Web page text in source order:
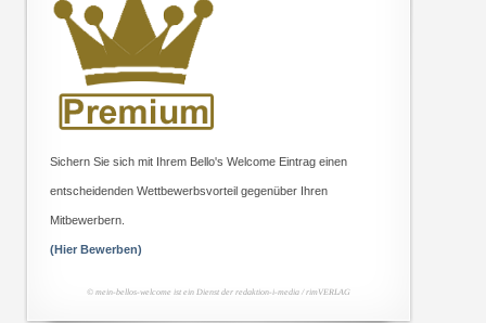
Sichern Sie sich mit Ihrem Bello's Welcome Eintrag einen
entscheidenden Wettbewerbsvorteil gegenüber Ihren
Mitbewerbern.
(Hier Bewerben)
© mein-bellos-welcome ist ein Dienst der redaktion-i-media / rimVERLAG